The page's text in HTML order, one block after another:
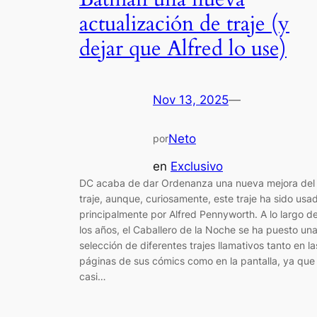
actualización de traje (y
dejar que Alfred lo use)
Nov 13, 2025—
porNeto
en Exclusivo
DC acaba de dar Ordenanza una nueva mejora del
traje, aunque, curiosamente, este traje ha sido
principalmente por Alfred Pennyworth. A lo largo
los años, el Caballero de la Noche se ha puesto una
selección de diferentes trajes llamativos tanto en
páginas de sus cómics como en la pantalla, ya que
casi…